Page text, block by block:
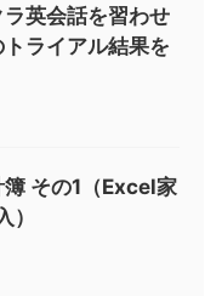
英会話を習わせ
ライアル結果を
その1（Excel家